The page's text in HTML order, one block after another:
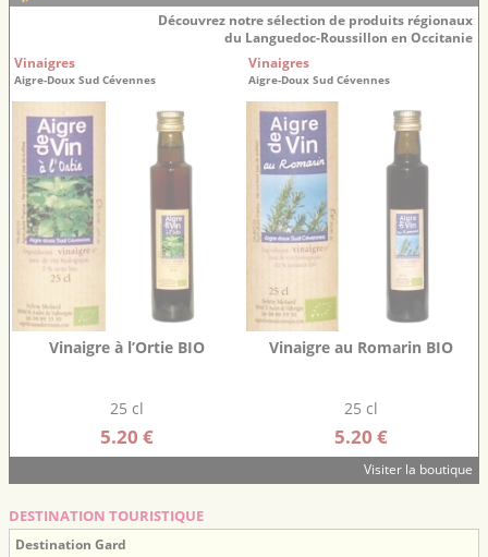
Découvrez notre sélection de produits régionaux
du Languedoc-Roussillon en Occitanie
Vinaigres
Aigre-Doux Sud Cévennes
Vinaigre à l’Ortie BIO
25 cl
5.20 €
Vinaigres
Aigre-Doux Sud Cévennes
Vinaigre au Romarin BIO
25 cl
5.20 €
Visiter la boutique
DESTINATION TOURISTIQUE
Destination Gard